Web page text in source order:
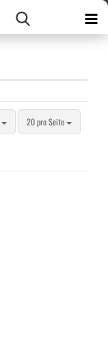
20 pro Seite
pro Seite